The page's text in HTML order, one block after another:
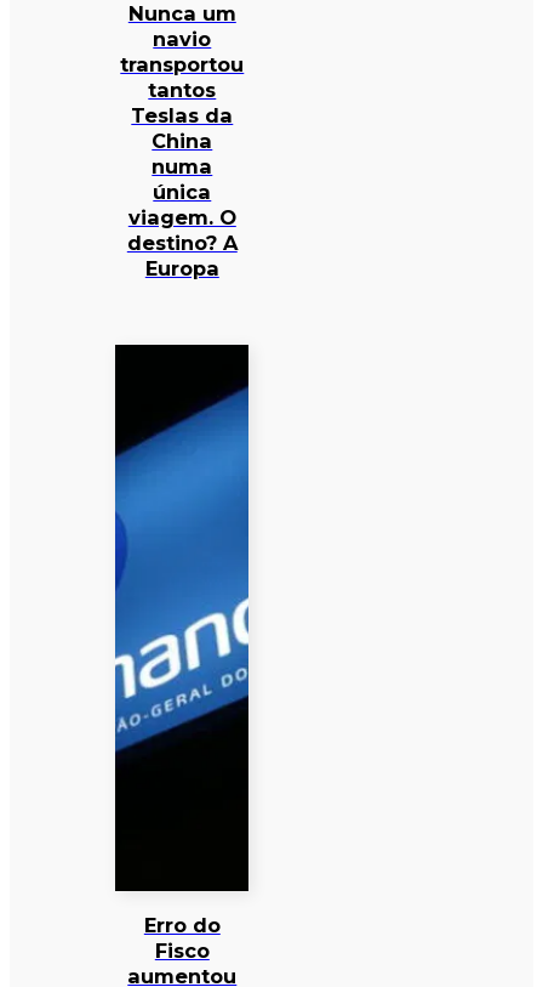
Nunca um
navio
transportou
tantos
Teslas da
China
numa
única
viagem. O
destino? A
Europa
Erro do
Fisco
aumentou